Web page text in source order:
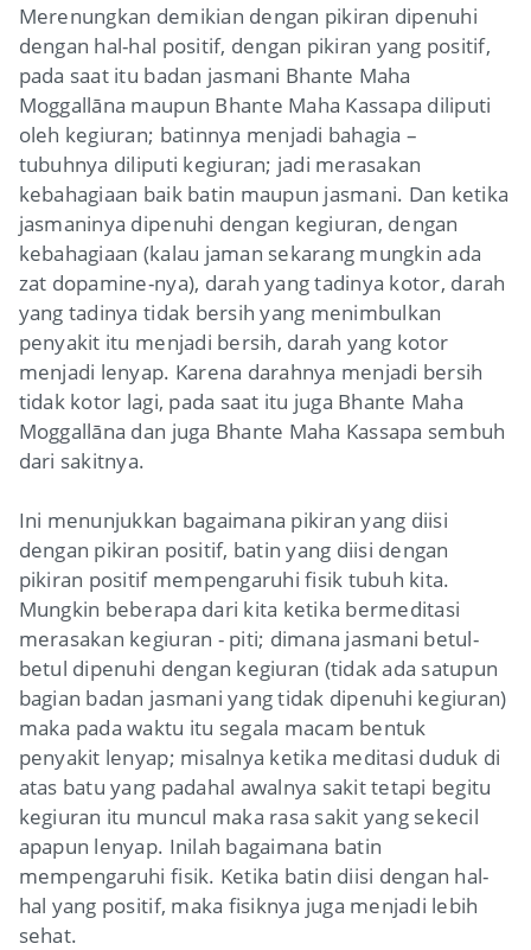
Merenungkan demikian dengan pikiran dipenuhi
dengan hal-hal positif, dengan pikiran yang positif,
pada saat itu badan jasmani Bhante Maha
Moggallāna maupun Bhante Maha Kassapa diliputi
oleh kegiuran; batinnya menjadi bahagia –
tubuhnya diliputi kegiuran; jadi merasakan
kebahagiaan baik batin maupun jasmani. Dan ketika
jasmaninya dipenuhi dengan kegiuran, dengan
kebahagiaan (kalau jaman sekarang mungkin ada
zat dopamine-nya), darah yang tadinya kotor, darah
yang tadinya tidak bersih yang menimbulkan
penyakit itu menjadi bersih, darah yang kotor
menjadi lenyap. Karena darahnya menjadi bersih
tidak kotor lagi, pada saat itu juga Bhante Maha
Moggallāna dan juga Bhante Maha Kassapa sembuh
dari sakitnya.
Ini menunjukkan bagaimana pikiran yang diisi
dengan pikiran positif, batin yang diisi dengan
pikiran positif mempengaruhi fisik tubuh kita.
Mungkin beberapa dari kita ketika bermeditasi
merasakan kegiuran - piti; dimana jasmani betul-
betul dipenuhi dengan kegiuran (tidak ada satupun
bagian badan jasmani yang tidak dipenuhi kegiuran)
maka pada waktu itu segala macam bentuk
penyakit lenyap; misalnya ketika meditasi duduk di
atas batu yang padahal awalnya sakit tetapi begitu
kegiuran itu muncul maka rasa sakit yang sekecil
apapun lenyap. Inilah bagaimana batin
mempengaruhi fisik. Ketika batin diisi dengan hal-
hal yang positif, maka fisiknya juga menjadi lebih
sehat.